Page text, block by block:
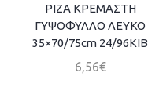
ΡΙΖΑ ΚΡΕΜΑΣΤΗ
ΓΥΨΟΦΥΛΛΟ ΛΕΥΚΟ
35×70/75cm 24/96ΚΙΒ
6,56€